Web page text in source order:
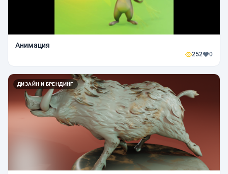
Анимация
252 0
ДИЗАЙН И БРЕНДИНГ